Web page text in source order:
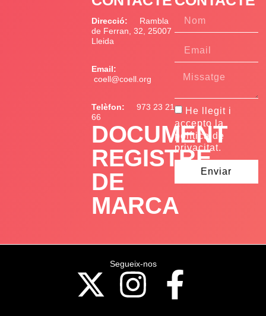
Direcció: Rambla
de Ferran, 32, 25007
Lleida
Email:
coell@coell.org
Telèfon: 973 23 21
66
DOCUMENT
REGISTRE
DE
MARCA
He llegit i
accepto la
política de
privacitat.
Enviar
Segueix-nos